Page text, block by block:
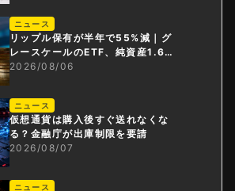
ニュース
リップル保有が半年で55%減｜グ
レースケールのETF、純資産1.6億
ドル減
2026/08/06
ニュース
仮想通貨は購入後すぐ送れなくな
る？金融庁が出庫制限を要請
2026/08/07
ニュース